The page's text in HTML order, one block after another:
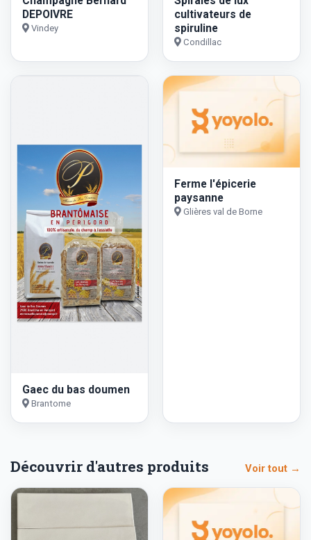
DEPOIVRE
Vindey
cultivateurs de
spiruline
Condillac
Gaec du bas doumen
Brantome
Ferme l'épicerie
paysanne
Glières val de Borne
Découvrir d'autres produits Voir tout →